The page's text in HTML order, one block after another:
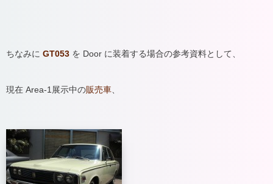
ちなみに GT053 を Door に装着する場合の参考資料として、
現在 Area-1展示中の販売車